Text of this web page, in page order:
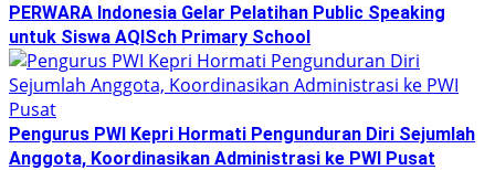
PERWARA Indonesia Gelar Pelatihan Public Speaking
untuk Siswa AQISch Primary School
Pengurus PWI Kepri Hormati Pengunduran Diri Sejumlah
Anggota, Koordinasikan Administrasi ke PWI Pusat